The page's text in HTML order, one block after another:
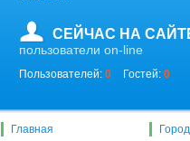
СЕЙЧАС НА
пользователи on-line
Пользователей: 0 Гостей: 0
Главная